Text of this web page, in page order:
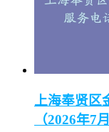
上海奉贤区
（2026年7